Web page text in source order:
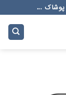
پوشاک ...